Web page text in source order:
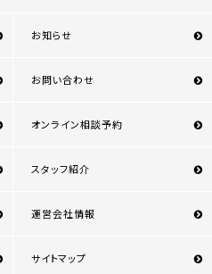
お知らせ
お問い合わせ
オンライン相談予約
スタッフ紹介
運営会社情報
サイトマップ